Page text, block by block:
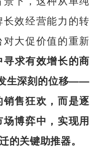
效经营能力的转
大促价值的重新
求有效增长的商
生深刻的位移——
售狂欢，而是逐
博弈中，实现用
的关键助推器。